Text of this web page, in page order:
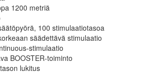
1200 metriä
100 stimulaatiotasoa
säädettävä stimulaatio
stimulaatio
BOOSTER-toiminto
lukitus